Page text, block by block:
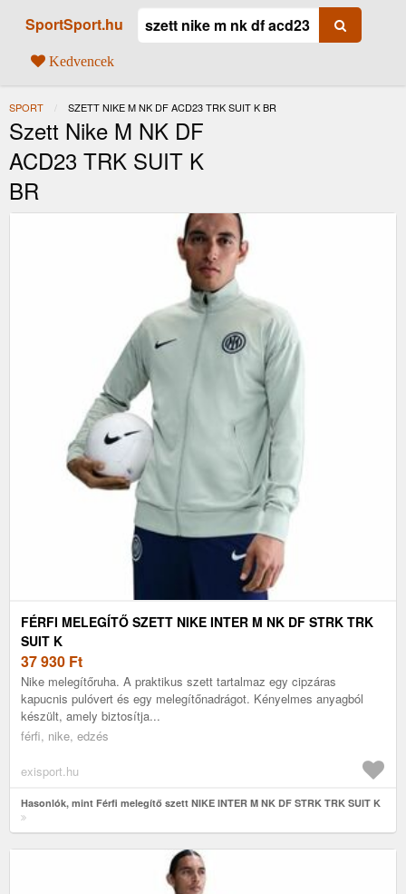
SportSport.hu
Kedvencek
SPORT JELENLEGI:
SZETT NIKE M NK DF ACD23 TRK SUIT K BR
Szett Nike M NK DF
ACD23 TRK SUIT K
BR
FÉRFI MELEGÍTŐ SZETT NIKE INTER M NK DF STRK TRK
SUIT K
37 930 Ft
Nike melegítőruha. A praktikus szett tartalmaz egy cipzáras
kapucnis pulóvert és egy melegítőnadrágot. Kényelmes anyagból
készült, amely biztosítja...
férfi, nike, edzés
exisport.hu
Hasonlók, mint Férfi melegítő szett NIKE INTER M NK DF STRK TRK SUIT K